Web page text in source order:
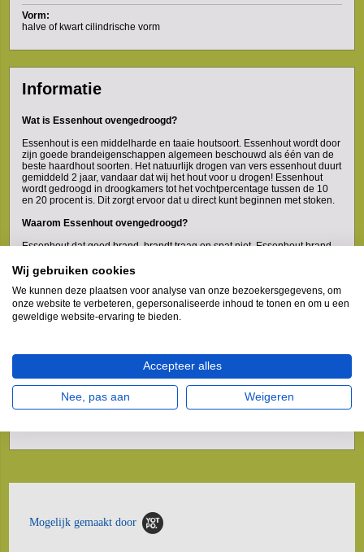
Informatie
Wat is Essenhout ovengedroogd?
Essenhout is een middelharde en taaie houtsoort. Essenhout wordt door
zijn goede brandeigenschappen algemeen beschouwd als één van de
beste haardhout soorten. Het natuurlijk drogen van vers essenhout duurt
gemiddeld 2 jaar, vandaar dat wij het hout voor u drogen! Essenhout
wordt gedroogd in droogkamers tot het vochtpercentage tussen de 10
en 20 procent is. Dit zorgt ervoor dat u direct kunt beginnen met stoken.
Waarom Essenhout ovengedroogd?
Essenhout dat goed brand, brandt traag en spat niet. Essenhout brand
stoken.
Lange brandduur
Hoge Warmteafgifte
Laag vochtpercentage
Leg een paar aanmaakblokjes tussen het aanmaakhout. Steek deze
aanmaakblokjes aan met behulp van lucifers of een aansteker. Hierdoor
ontstaat er snel een vlam die het aanmaakhout en het essenhout
eronder zal aansteken.
Vorm:
halve of kwart cilindrische vorm
Mogelijk gemaakt door
Wij gebruiken cookies
We kunnen deze plaatsen voor analyse van onze bezoekersgegevens, om
onze website te verbeteren, gepersonaliseerde inhoud te tonen en om u een
geweldige website-ervaring te bieden.
Accepteer alles
Nee, pas aan Weigeren